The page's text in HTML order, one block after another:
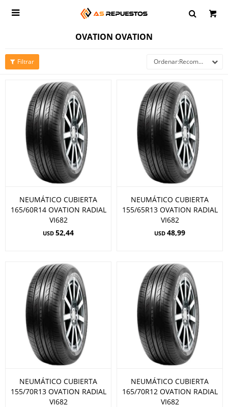

OVATION OVATION
Recomendados
NEUMÁTICO CUBIERTA
165/60R14 OVATION RADIAL
VI682
USD 52,44
NEUMÁTICO CUBIERTA
155/65R13 OVATION RADIAL
VI682
USD 48,99
NEUMÁTICO CUBIERTA
155/70R13 OVATION RADIAL
VI682
NEUMÁTICO CUBIERTA
165/70R12 OVATION RADIAL
VI682